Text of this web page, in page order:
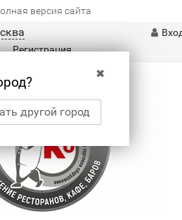
версия сайта
✖
другой город
Регистрация